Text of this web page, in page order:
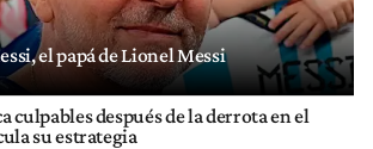
el papá de Lionel Messi
culpables después de la derrota en el
su estrategia